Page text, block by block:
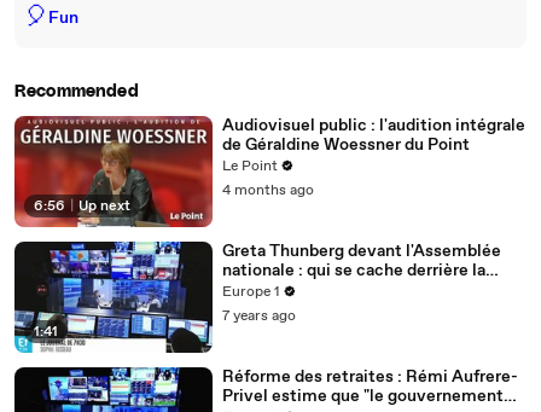
🎈 Fun
Recommended
6:56 Up next
Audiovisuel public : l'audition intégrale
de Géraldine Woessner du Point
Le Point
4 months ago
1:41
Greta Thunberg devant l'Assemblée
nationale : qui se cache derrière la
"pasionaria verte" ?
Europe 1
7 years ago
Réforme des retraites : Rémi Aufrere-
Privel estime que "le gouvernement